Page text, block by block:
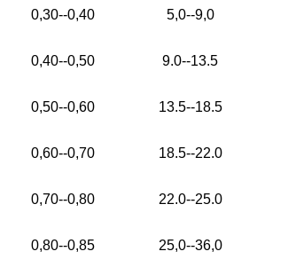
0,30--0,40 5,0--9,0
0,40--0,50 9.0--13.5
0,50--0,60 13.5--18.5
0,60--0,70 18.5--22.0
0,70--0,80 22.0--25.0
0,80--0,85 25,0--36,0